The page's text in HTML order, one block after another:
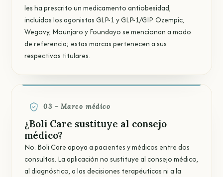
les ha prescrito un medicamento antiobesidad,
incluidos los agonistas GLP-1 y GLP-1/GIP. Ozempic,
Wegovy, Mounjaro y Foundayo se mencionan a modo
de referencia; estas marcas pertenecen a sus
respectivos titulares.
03 - Marco médico
¿Boli Care sustituye al consejo
médico?
No. Boli Care apoya a pacientes y médicos entre dos
consultas. La aplicación no sustituye al consejo médico,
al diagnóstico, a las decisiones terapéuticas ni a la